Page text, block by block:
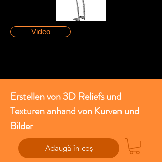
Video
Erstellen von 3D Reliefs und
Texturen anhand von Kurven und
Bilder
Adaugă în coș